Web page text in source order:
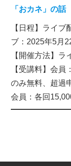
「おカネ」の話
【日程】ライ
ブ：2025年5月
【開催方法】
【受講料】会
のみ無料、超過
会員：各回